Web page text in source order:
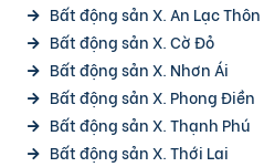
Bất động sản X. An Lạc Thôn
Bất động sản X. Cờ Đỏ
Bất động sản X. Nhơn Ái
Bất động sản X. Phong Điền
Bất động sản X. Thạnh Phú
Bất động sản X. Thới Lai